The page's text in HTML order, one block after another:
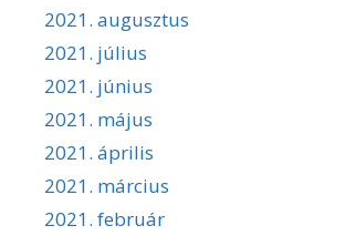
2021. augusztus
2021. július
2021. június
2021. május
2021. április
2021. március
2021. február